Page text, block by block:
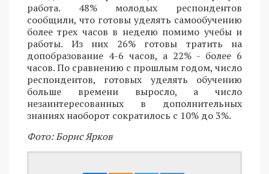
работа. 48% молодых респондентов
сообщили, что готовы уделять самообучению
более трех часов в неделю помимо учебы и
работы. Из них 26% готовы тратить на
допобразование 4-6 часов, а 22% - более 6
часов. По сравнению с прошлым годом, число
респондентов, готовых уделять обучению
больше времени выросло, а число
незаинтересованных в дополнительных
знаниях наоборот сократилось с 10% до 3%.
Фото: Борис Ярков